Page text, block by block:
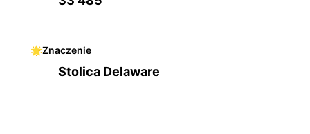
🌟Znaczenie
Stolica Delaware